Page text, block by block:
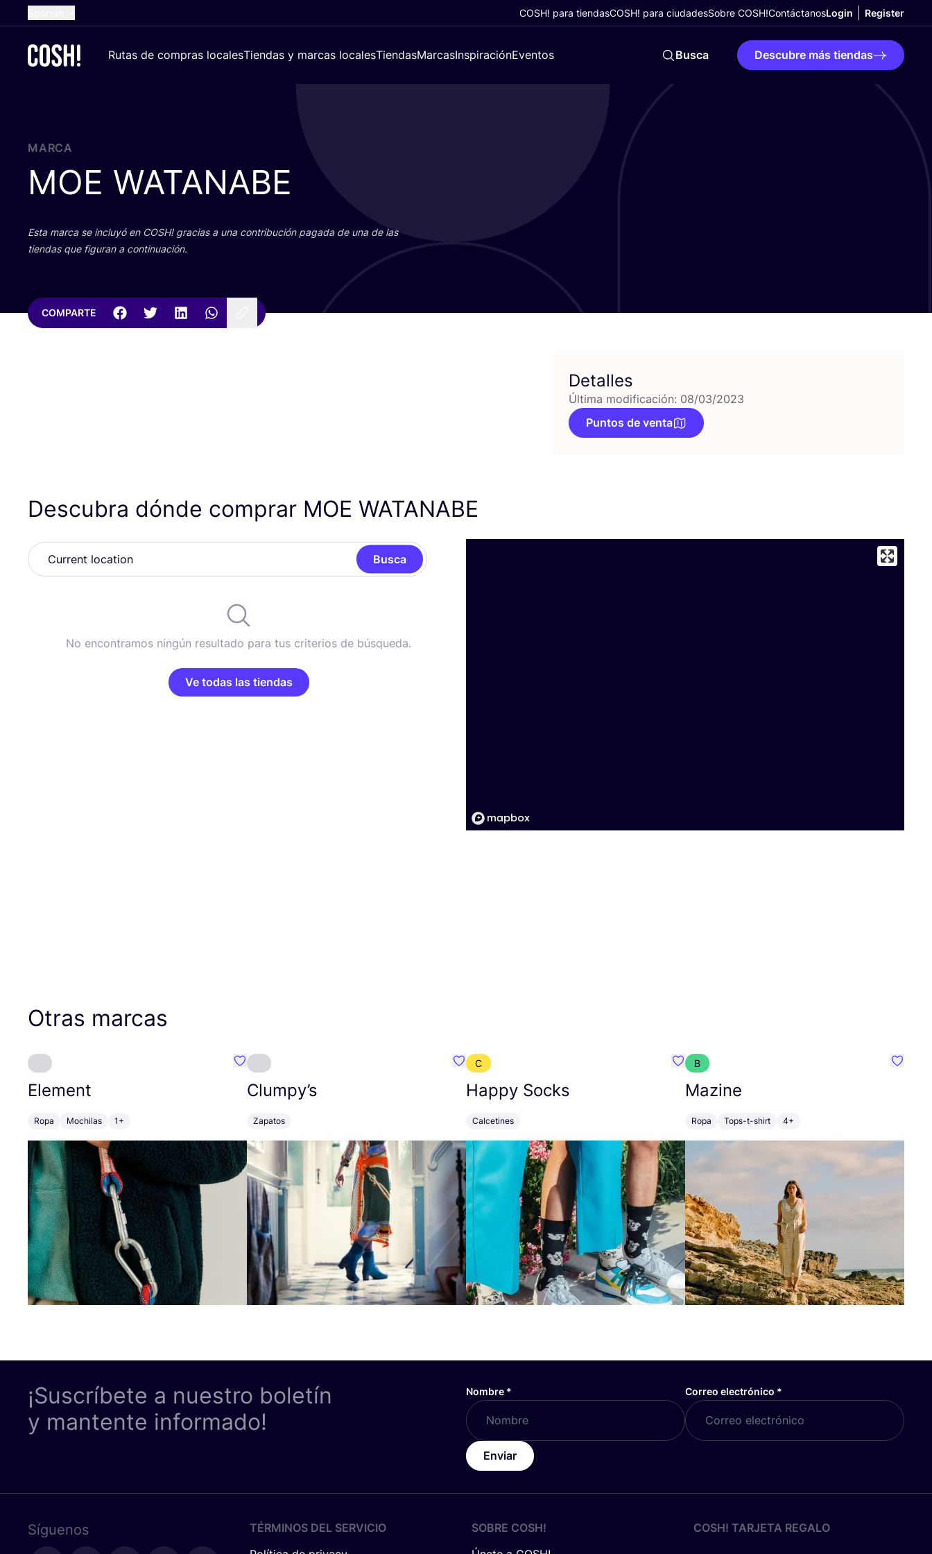
Dutch
Croatian
COSH! para tiendasCOSH! para ciudadesSobre COSH!ContáctanosLogin Register
Rutas de compras localesTiendas y marcas localesTiendasMarcasInspiraciónEventos Busca Descubre más tiendas
MARCA
MOE WATANABE
Esta mar­ca se inclu­yó en COSH! gra­cias a una con­tri­bu­ción paga­da de una de las
tien­das que figu­ran a continuación.
COMPARTE
Detalles
Última modificación: 08/03/2023
Puntos de venta
Descubra dónde comprar MOE WATANABE
Busca
No encontramos ningún resultado para tus criterios de búsqueda.
Ve todas las tiendas
Otras marcas
Element
Ropa Mochilas 1+
Favoritos {nombre}
Clumpy’s
Zapatos
Favoritos {nombre}
C
Happy Socks
Calcetines
Favoritos {nombre}
B
Mazine
Ropa Tops-t-shirt 4+
¡Suscríbete a nuestro boletín
y mantente informado!
Nombre * Correo electrónico *
Enviar
Síguenos
TÉRMINOS DEL SERVICIO
SOBRE COSH!
COSH! TARJETA REGALO